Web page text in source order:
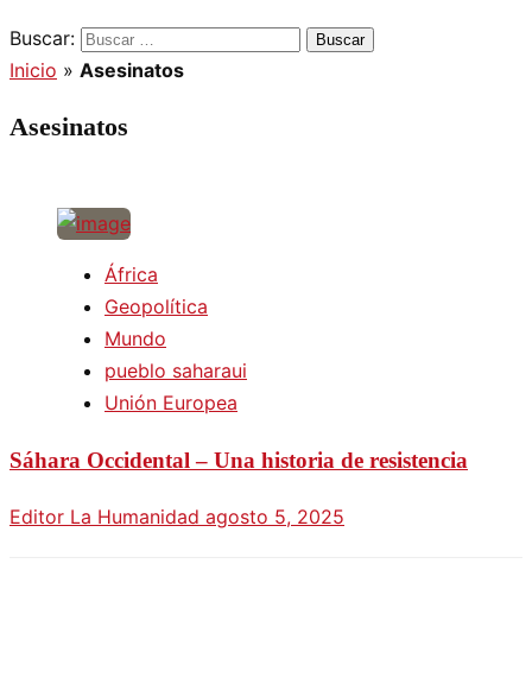
Buscar:
Inicio » Asesinatos
Asesinatos
África
Geopolítica
Mundo
pueblo saharaui
Unión Europea
Sáhara Occidental – Una historia de resistencia
Editor La Humanidad agosto 5, 2025